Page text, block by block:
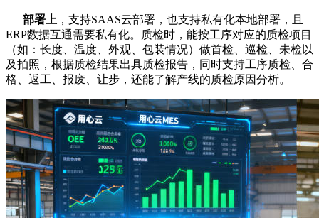
部署上 ，支持SAAS云部署，也支持私有化本地部署，且
ERP数据互通需要私有化。质检时，能按工序对应的质检项目
（如：长度、温度、外观、包装情况）做首检、巡检、未检以
及拍照，根据质检结果出具质检报告，同时支持工序质检、合
格、返工、报废、让步，还能了解产线的质检原因分析。